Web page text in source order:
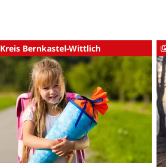
Kreis Bernkastel-Wittlich